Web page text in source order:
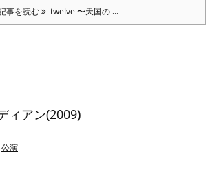
事を読む twelve 〜天国の ...
ィアン(2009)
公演